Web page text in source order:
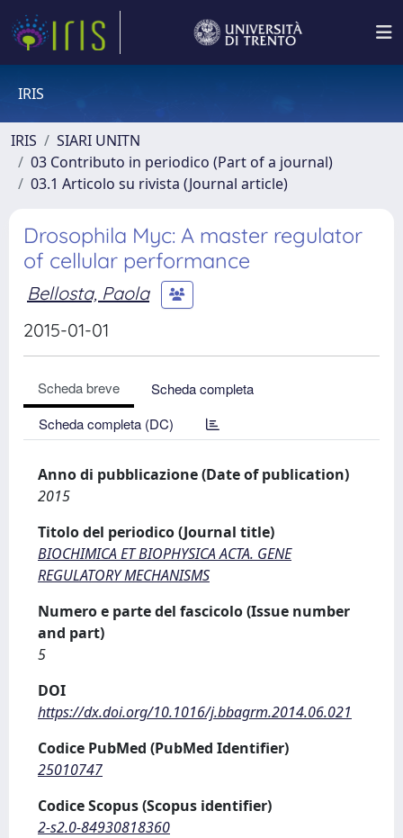
IRIS
IRIS
SIARI UNITN
03 Contributo in periodico (Part of a journal)
03.1 Articolo su rivista (Journal article)
Drosophila Myc: A master regulator
of cellular performance
Bellosta, Paola
2015-01-01
Scheda breve
Scheda completa
Scheda completa (DC)
Anno di pubblicazione (Date of publication)
2015
Titolo del periodico (Journal title)
BIOCHIMICA ET BIOPHYSICA ACTA. GENE
REGULATORY MECHANISMS
Numero e parte del fascicolo (Issue number
and part)
5
DOI
https://dx.doi.org/10.1016/j.bbagrm.2014.06.021
Codice PubMed (PubMed Identifier)
25010747
Codice Scopus (Scopus identifier)
2-s2.0-84930818360